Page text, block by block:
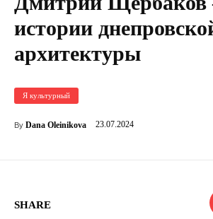
истории
архитектуры
Я культурный
By Dana Oleinikova 23.07.2024
SHARE